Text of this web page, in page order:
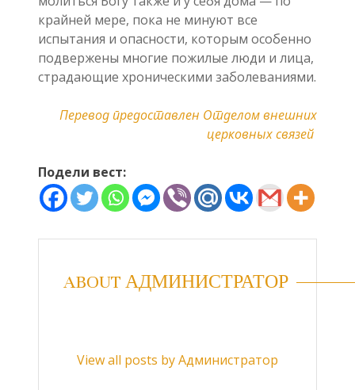
крайней мере, пока не минуют все
испытания и опасности, которым особенно
подвержены многие пожилые люди и лица,
страдающие хроническими заболеваниями.
Перевод предоставлен Отделом внешних
церковных связей
Подели вест:
ABOUT АДМИНИСТРАТОР
View all posts by Администратор